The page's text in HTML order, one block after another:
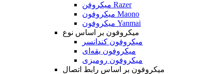
میکروفن Razer
میکروفون Maono
میکروفون Yanmai
میکروفون بر اساس نوع
میکروفون کندانسر
میکروفون یقه‌ای
میکروفون رومیزی
میکروفون بر اساس رابط اتصال